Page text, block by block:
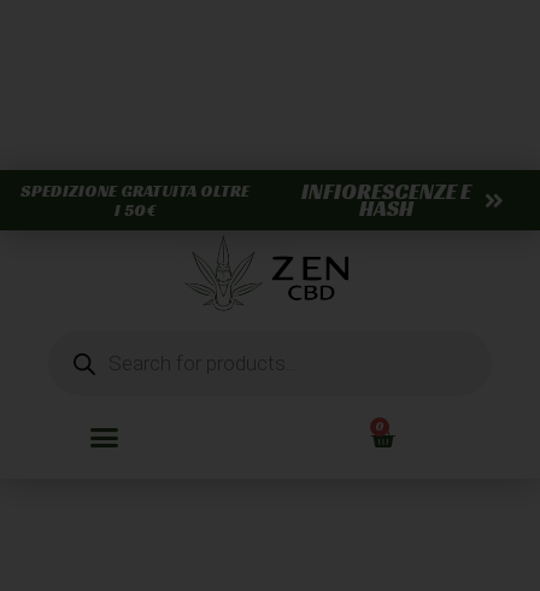
SPEDIZIONE GRATUITA OLTRE
I 50€
INFIORESCENZE E
HASH
0